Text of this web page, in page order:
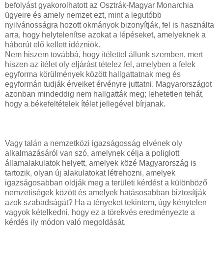
befolyást gyakorolhatott az Osztrák-Magyar Monarchia
ügyeire és amely nemzet ezt, mint a legutóbb
nyilvánosságra hozott okmányok bizonyítják, fel is használta
arra, hogy helytelenítse azokat a lépéseket, amelyeknek a
háborút elő kellett idézniök.
Nem hiszem továbbá, hogy ítélettel állunk szemben, mert
hiszen az ítélet oly eljárást tételez fel, amelyben a felek
egyforma körülmények között hallgattatnak meg és
egyformán tudják érveiket érvényre juttatni. Magyarországot
azonban mindeddig nem hallgatták meg; lehetetlen tehát,
hogy a békefeltételek ítélet jellegével bírjanak.
Vagy talán a nemzetközi igazságosság elvének oly
alkalmazásáról van szó, amelynek célja a poliglott
államalakulatok helyett, amelyek közé Magyarország is
tartozik, olyan új alakulatokat létrehozni, amelyek
igazságosabban oldják meg a területi kérdést a különböző
nemzetiségek között és amelyek hatásosabban biztosítják
azok szabadságát? Ha a tényeket tekintem, úgy kénytelen
vagyok kételkedni, hogy ez a törekvés eredményezte a
kérdés ily módon való megoldását.